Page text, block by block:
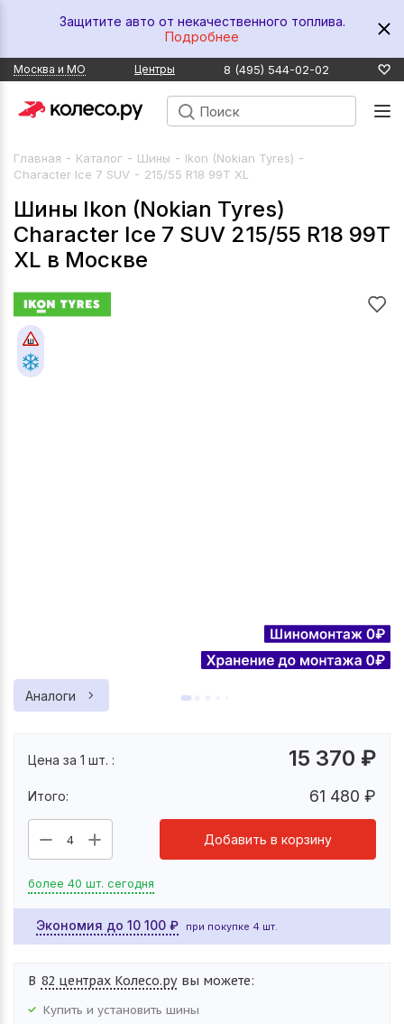
Защитите авто от некачественного топлива.
Подробнее
Москва и МО Центры 8 (495) 544-02-02
Главная - Каталог - Шины - Ikon (Nokian Tyres) -
Character Ice 7 SUV - 215/55 R18 99T XL
Шины Ikon (Nokian Tyres)
Character Ice 7 SUV 215/55 R18 99T
XL в Москве
Аналоги
Цена за 1 шт. : 15 370 ₽
Итого: 61 480 ₽
4 Добавить в корзину
более 40 шт. сегодня
Экономия до 10 100 ₽ при покупке 4 шт.
В 82 центрах Колесо.ру вы можете:
Купить и установить шины